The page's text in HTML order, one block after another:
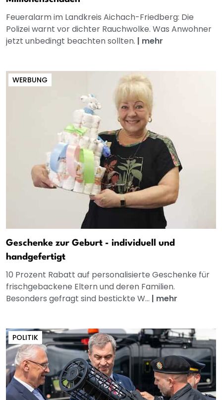
Feueralarm im Landkreis Aichach-Friedberg: Die
Polizei warnt vor dichter Rauchwolke. Was Anwohner
jetzt unbedingt beachten sollten. | mehr
WERBUNG
Geschenke zur Geburt - individuell und
handgefertigt
10 Prozent Rabatt auf personalisierte Geschenke für
frischgebackene Eltern und deren Familien.
Besonders gefragt sind bestickte W... | mehr
POLITIK